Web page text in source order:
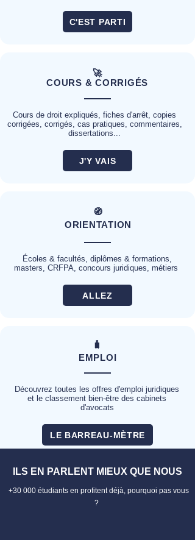
C'EST PARTI
🚀
COURS & CORRIGÉS
Cours de droit expliqués, fiches d'arrêt, copies
corrigées, corrigés, cas pratiques, commentaires,
dissertations...
J'Y VAIS
🧭
ORIENTATION
Écoles & facultés, diplômes & formations,
masters, CRFPA, concours juridiques, métiers
ALLEZ
🧳
EMPLOI
Découvrez toutes les offres d'emploi juridiques
et le classement bien-être des cabinets
d'avocats
LE BARREAU-MÈTRE
ILS EN PARLENT MIEUX QUE NOUS
+30 000 étudiants en profitent déjà, pourquoi pas vous
?